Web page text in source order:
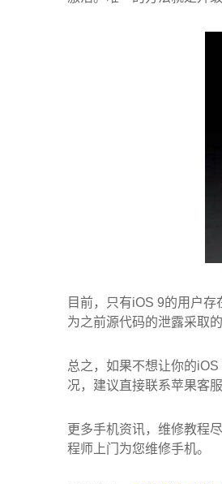
目前，只有iOS 9的用户
为之前源代码的泄露采取
总之，如果不想让你的
况，建议直接联系苹果客
更多手机资讯，维修教程
程师上门为您维修手机。